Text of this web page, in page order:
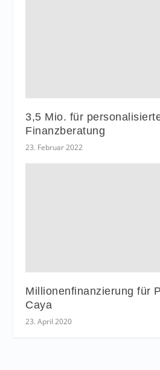
3,5 Mio. für
Finanzberatung
23. Februar 2022
Millionenfinanzierung für
Caya
23. April 2020